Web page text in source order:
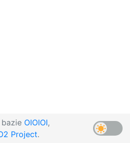
bazie OIOIOI,
Project.